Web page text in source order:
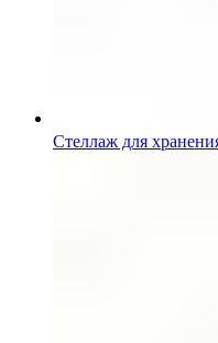
Стеллаж для